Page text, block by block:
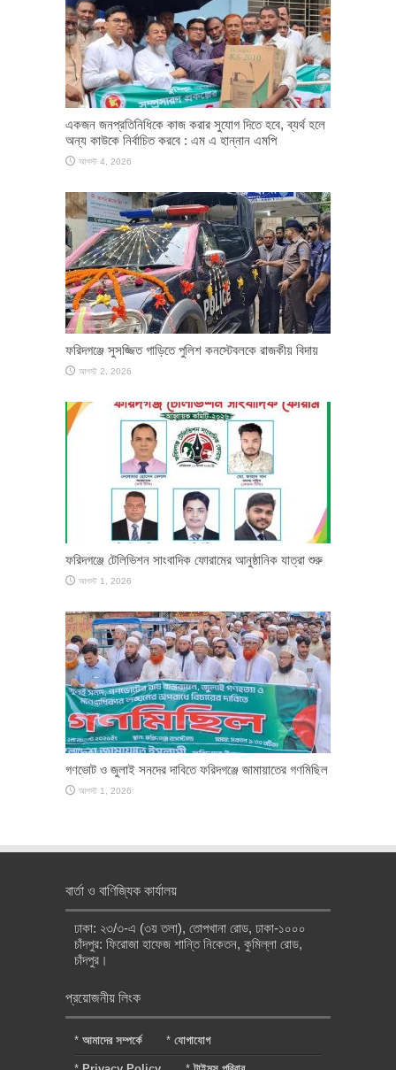
একজন জনপ্রতিনিধিকে কাজ করার সুযোগ দিতে হবে, ব্যর্থ হলে
অন্য কাউকে নির্বাচিত করবে : এম এ হান্নান এমপি
আগস্ট 4, 2026
ফরিদগঞ্জে সুসজ্জিত গাড়িতে পুলিশ কনস্টেবলকে রাজকীয় বিদায়
আগস্ট 2, 2026
ফরিদগঞ্জে টেলিভিশন সাংবাদিক ফোরামের আনুষ্ঠানিক যাত্রা শুরু
আগস্ট 1, 2026
গণভোট ও জুলাই সনদের দাবিতে ফরিদগঞ্জে জামায়াতের গণমিছিল
আগস্ট 1, 2026
বার্তা ও বাণিজ্যিক কার্যালয়
ঢাকা: ২৩/৩-এ (৩য় তলা), তোপখানা রোড, ঢাকা-১০০০
চাঁদপুর: ফিরোজা হাফেজ শান্তি নিকেতন, কুমিল্লা রোড,
চাঁদপুর।
প্রয়োজনীয় লিংক
* আমাদের সম্পর্কে * যোগাযোগ